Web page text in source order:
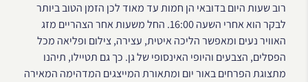
רוב שעות היום בדובאי הן חמות עד מאוד לכן הזמן הטוב ביותר
לבקר הוא אחרי השעה 16:00. החל משעות אחר הצהריים מזג
האוויר נעים ומאפשר הליכה איטית, עצירה, צילום ופליאה מכל
הפסלים, הצבעים והיופי האינסופי של גן. כך גם תטיילו, תיהנו
מתצוגת הפרחים באור יום ומתאורת המייצגים המדהימה המאירה